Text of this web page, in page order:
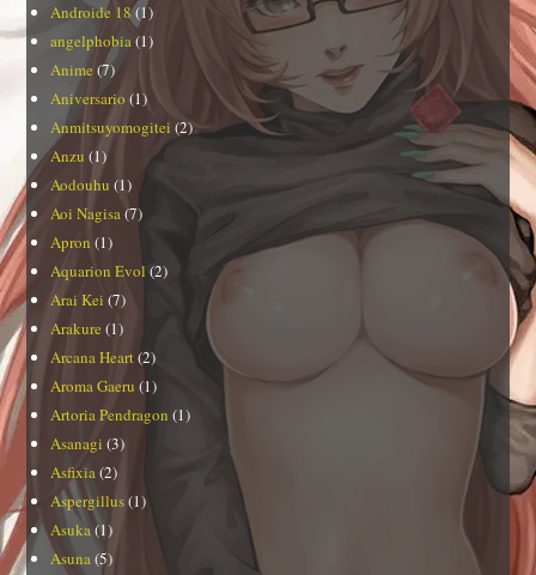
Androide 18(1)
angelphobia(1)
Anime (7)
Aniversario (1)
Anmitsuyomogitei (2)
Anzu (1)
Aodouhu (1)
Aoi Nagisa(7)
Apron (1)
Aquarion Evol (2)
Arai Kei (7)
Arakure (1)
Arcana Heart(2)
Aroma Gaeru (1)
Artoria Pendragon (1)
Asanagi (3)
Asfixia(2)
Aspergillus(1)
Asuka(1)
Asuna(5)